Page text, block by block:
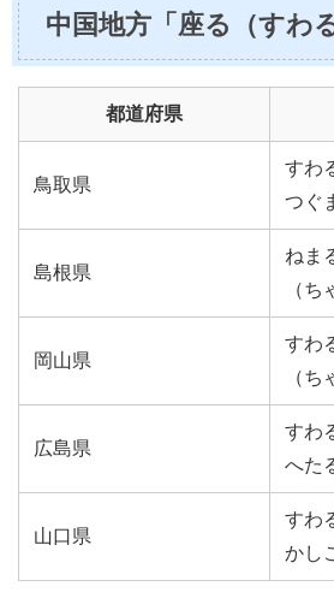
中国地方「座る（すわ
都道府県
鳥取県
すわ
つぐ
島根県
ねま
（ち
岡山県
すわ
（ち
広島県
すわ
へた
山口県
すわ
かし